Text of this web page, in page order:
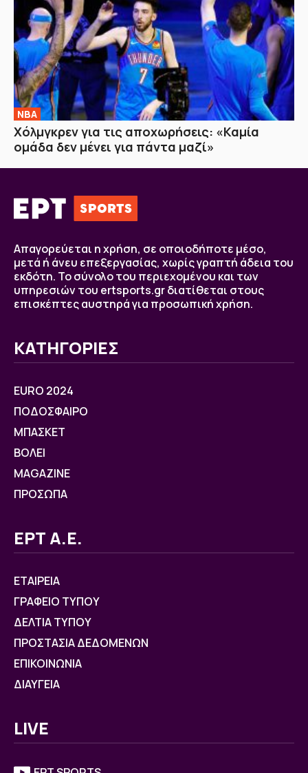
NBA
Χόλμγκρεν για τις αποχωρήσεις: «Καμία
ομάδα δεν μένει για πάντα μαζί»
Απαγορεύεται η χρήση, σε οποιοδήποτε μέσο,
μετά ή άνευ επεξεργασίας, χωρίς γραπτή άδεια του
εκδότη. Το σύνολο του περιεχομένου και των
υπηρεσιών του ertsports.gr διατίθεται στους
επισκέπτες αυστηρά για προσωπική χρήση.
ΚΑΤΗΓΟΡΙΕΣ
EURO 2024
ΠΟΔΟΣΦΑΙΡΟ
ΜΠΑΣΚΕΤ
ΒOΛΕΙ
MAGAZINE
ΠΡΟΣΩΠΑ
ΕΡΤ Α.Ε.
ΕΤΑΙΡΕΙΑ
ΓΡΑΦΕΙΟ ΤΥΠΟΥ
ΔΕΛΤΙΑ ΤΥΠΟΥ
ΠΡΟΣΤΑΣΙΑ ΔΕΔΟΜΕΝΩΝ
ΕΠΙΚΟΙΝΩΝΙΑ
ΔΙΑΥΓΕΙΑ
LIVE